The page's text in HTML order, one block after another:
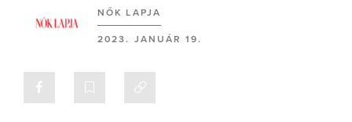
NŐK LAPJA
2023. JANUÁR 19.